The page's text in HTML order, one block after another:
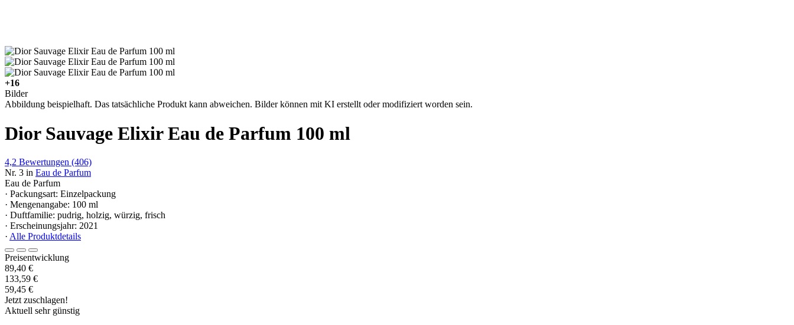
+16
Bilder
Abbildung beispielhaft. Das tatsächliche Produkt kann abweichen. Bilder können mit KI erstellt oder modifiziert worden sein.
Dior Sauvage Elixir Eau de Parfum 100 ml
4,2 Bewertungen (406)
Nr. 3 in Eau de Parfum
Eau de Parfum
· Packungsart: Einzelpackung
· Mengenangabe: 100 ml
· Duftfamilie: pudrig, holzig, würzig, frisch
· Erscheinungsjahr: 2021
· Alle Produktdetails
Preisentwicklung
89,40 €
133,59 €
59,45 €
Jetzt zuschlagen!
Aktuell sehr günstig